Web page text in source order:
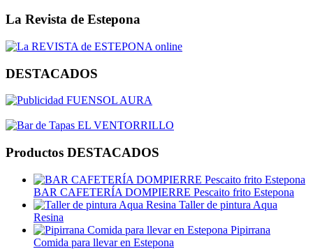
La Revista de Estepona
DESTACADOS
Productos DESTACADOS
BAR CAFETERÍA DOMPIERRE Pescaito frito Estepona
Taller de pintura Aqua
Resina
Pipirrana
Comida para llevar en Estepona